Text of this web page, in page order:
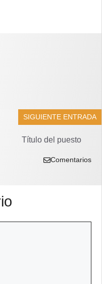
SIGUIENTE ENTRADA
Título del puesto
Comentarios